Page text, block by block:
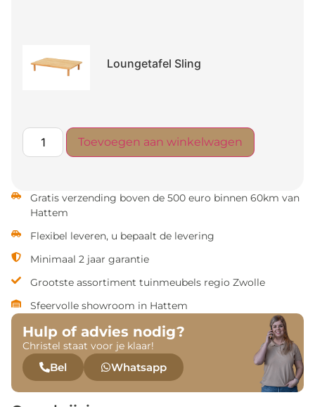
Loungetafel Sling
Toevoegen aan winkelwagen
Gratis verzending boven de 500 euro binnen 60km van
Hattem
Flexibel leveren, u bepaalt de levering
Minimaal 2 jaar garantie
Grootste assortiment tuinmeubels regio Zwolle
Sfeervolle showroom in Hattem
Hulp of advies nodig?
Christel staat voor je klaar!
Bel Whatsapp